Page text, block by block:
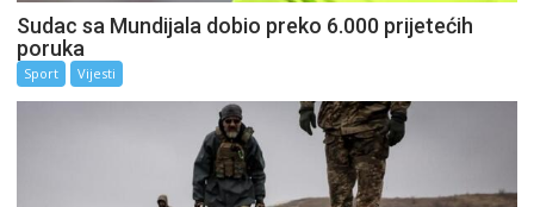
Sudac sa Mundijala dobio preko 6.000 prijetećih
poruka
Sport Vijesti